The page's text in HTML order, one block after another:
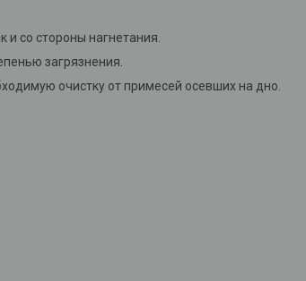
со стороны нагнетания.
загрязнения.
очистку от примесей осевших на дно.